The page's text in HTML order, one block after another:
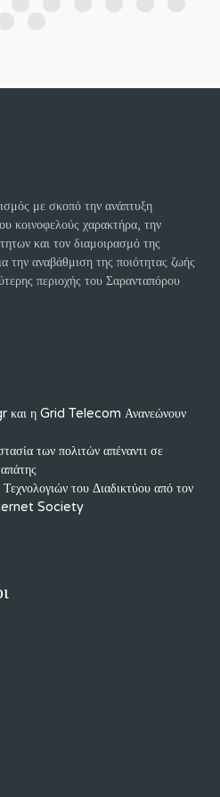
με σκοπό την ανάπτυξη
κοινοφελούς χαρακτήρα, την
και τον διαμοιρασμό της
την αναβάθμιση της ποιότητας ζωής
περιοχής του Σαρανταπόρου
η Grid Telecom Ανανεώνουν
των πολιτών απέναντι σε
του Διαδικτύου από τον
Society